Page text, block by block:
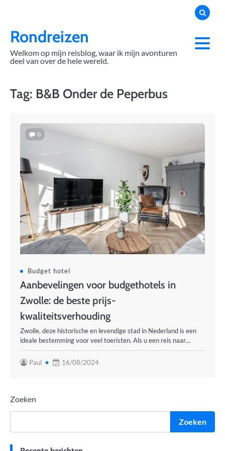
contentRondreizen
Welkom op mijn reisblog, waar ik mijn avonturen
deel van over de hele wereld.
Tag: B&B Onder de Peperbus
0
Budget hotel
Aanbevelingen voor budgethotels in
Zwolle: de beste prijs-
kwaliteitsverhouding
Zwolle, deze historische en levendige stad in Nederland is een
ideale bestemming voor veel toeristen. Als u een reis naar…
Paul 16/08/2024
Zoeken
Zoeken